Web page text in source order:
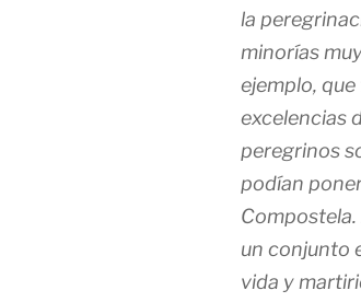
la
minorías
ejemplo,
excelencias
peregrinos
podían
Compostela.
un conjunto
vida y